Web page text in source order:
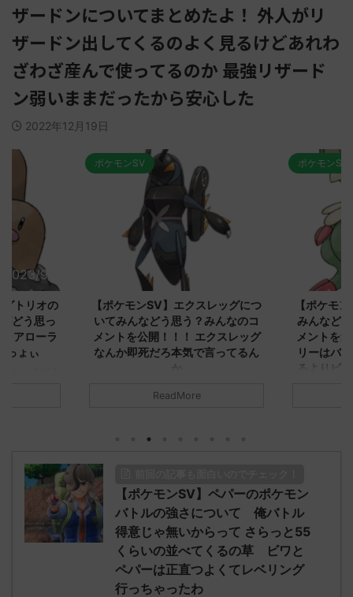
ザードンについてまとめたよ！ 外人がリ
ザードン出してくるのよく見るけどあれわ
ざわざ産んで使ってるのか 最強リザード
ン弱いままだったから安心した
2022年12月19日
2023/9/8
トリオの
どう思っ
アローラ
っょぃ
リージョ
ただダグト
れたウミト
めた！ (ﾜｯﾁ
ポケモンSV
【ポケモンSV】エクスレッグにつ
いてみんなどう思う？みんなのコ
メントを公開！！！ エクスレッグ
なんか即死だろ本気で言ってるん
か
う思ってる？ 初めの記事 元のス
た！ (ﾜｯﾁｮｲW d56d-NwUu)
2023/06/28(水)
01:07:00.69ID:oUI00NrJ0 エクスレ
ッグヘルムかっこいいから助かる 名
無しさん0971 0971 名無しさん、君に
決めた！ (ﾜｯﾁｮｲW b524-NwUu)
2023/06/28(水 ...
ReadMore
ポケモンSV
【ポケモ
みんなど
メントを
リーはバ
るよりビ
2023/06/
たラウドボ
しさん0624
決めた！ (ﾜ
【ポケモンSV】ペパーのポケモン
バトルの強さについて 俺バトル
得意じゃ無いからって さらっと55
くらいの並べてくるの草 ビワと
ペパーは正直つよくてレベリング
行っちゃったわ